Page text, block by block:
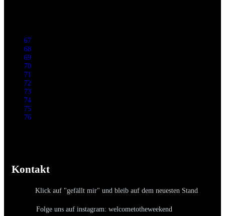
67
68
69
70
71
72
73
74
75
76
Kontakt
Klick auf "gefällt mir" und bleib auf dem neuesten Stand
Folge uns auf instagram: welcometotheweekend